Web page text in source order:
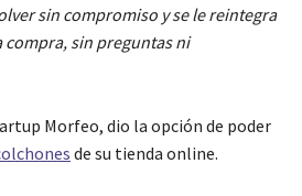
sin compromiso y se le reintegra
sin preguntas ni
Morfeo, dio la opción de poder
de su tienda online.